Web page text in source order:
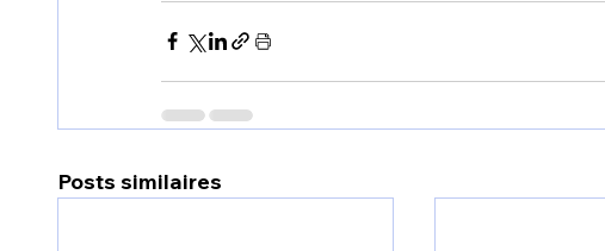
Posts similaires